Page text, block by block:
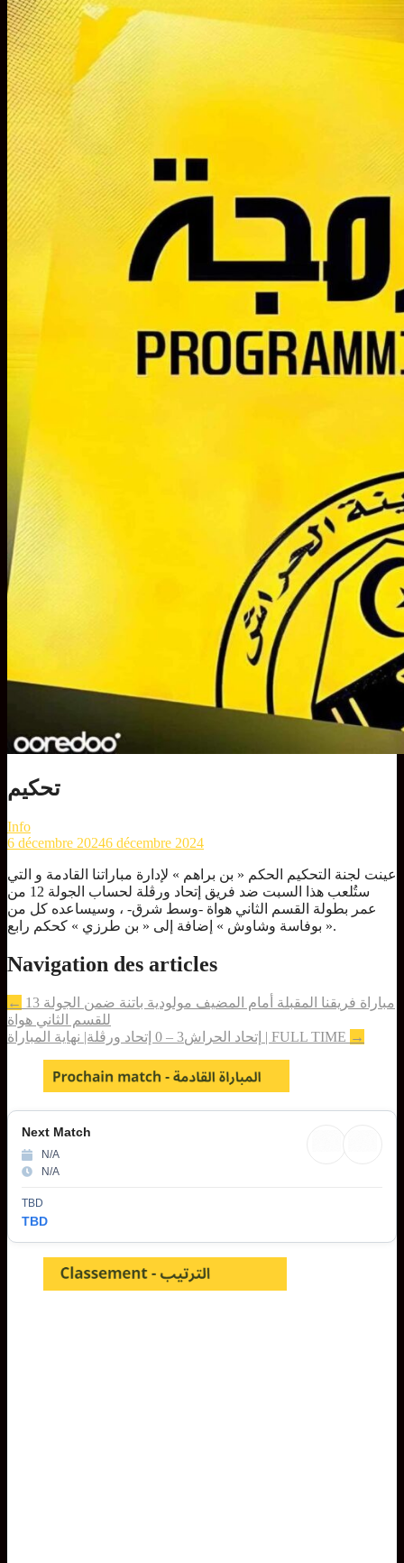
تحكيم
Info
6 décembre 20246 décembre 2024
عينت لجنة التحكيم الحكم « بن براهم » لإدارة مباراتنا القادمة و التي
ستُلعب هذا السبت ضد فريق إتحاد ورڨلة لحساب الجولة 12 من
عمر بطولة القسم الثاني هواة -وسط شرق- ، وسيساعده كل من
« بوفاسة وشاوش » إضافة إلى « بن طرزي » كحكم رابع.
Navigation des articles
←
للقسم الثاني هواة
إتحاد الحراش3 – 0 إتحاد ورڨلة| نهاية المباراة | FULL TIME →
Next Match
N/A
N/A
TBD
TBD